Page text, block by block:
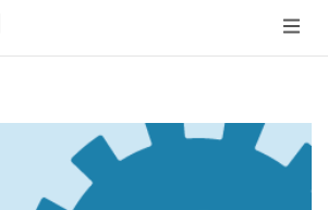
メ
ニ
ュ
ー